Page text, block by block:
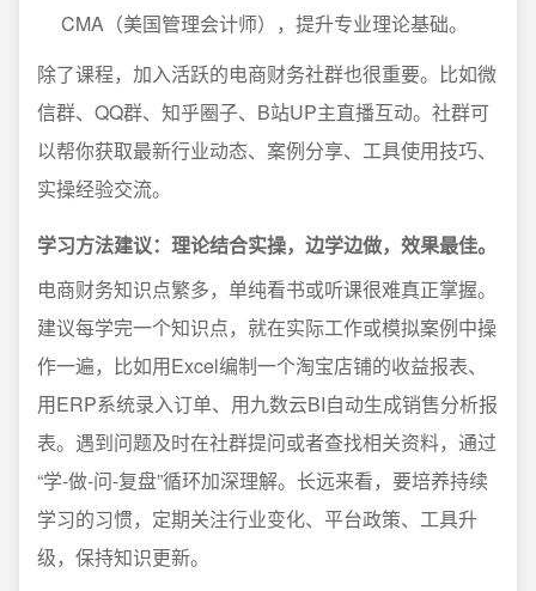
CMA（美国管理会计师），提升专业理论基础。
除了课程，加入活跃的电商财务社群也很重要。比如微
信群、QQ群、知乎圈子、B站UP主直播互动。社群可
以帮你获取最新行业动态、案例分享、工具使用技巧、
实操经验交流。
学习方法建议：理论结合实操，边学边做，效果最佳。
电商财务知识点繁多，单纯看书或听课很难真正掌握。
建议每学完一个知识点，就在实际工作或模拟案例中操
作一遍，比如用Excel编制一个淘宝店铺的收益报表、
用ERP系统录入订单、用九数云BI自动生成销售分析报
表。遇到问题及时在社群提问或者查找相关资料，通过
“学-做-问-复盘”循环加深理解。长远来看，要培养持续
学习的习惯，定期关注行业变化、平台政策、工具升
级，保持知识更新。